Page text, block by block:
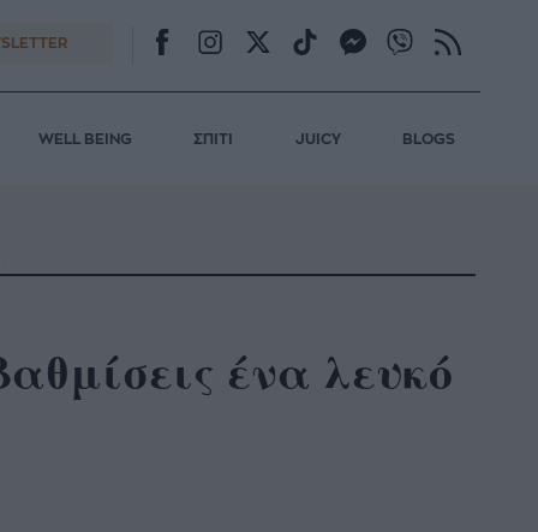
WELL BEING ΣΠΙΤΙ JUICY BLOGS
ένα λευκό